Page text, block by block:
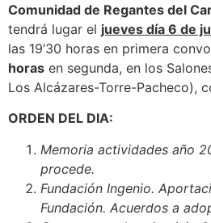
Comunidad de Regantes del
tendrá lugar el jueves día 6 de
las 19’30 horas en primera
horas en segunda, en los
Los Alcázares-Torre-Pacheco),
ORDEN DEL DIA:
Memoria actividades año
procede.
Fundación Ingenio.
Fundación. Acuerdos a